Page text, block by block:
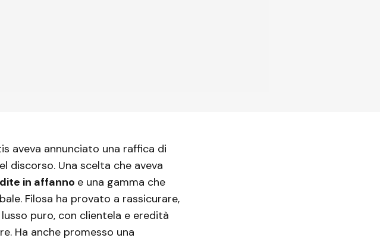
aveva annunciato una raffica di
discorso. Una scelta che aveva
in affanno e una gamma che
Filosa ha provato a rassicurare,
puro, con clientela e eredità
Ha anche promesso una